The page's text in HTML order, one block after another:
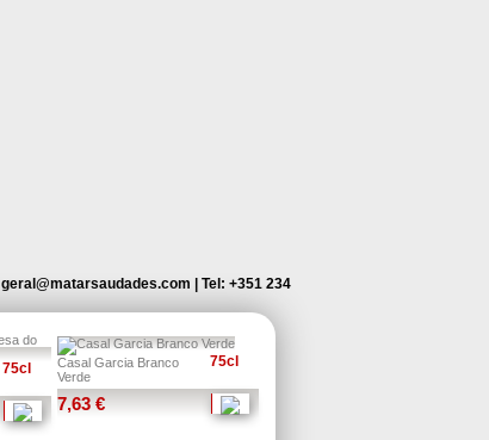
geral@matarsaudades.com
Tel: +351 234
75cl
Casal Garcia Branco
Verde
75cl
7,63 €